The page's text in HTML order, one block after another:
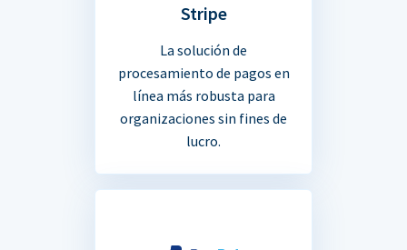
Stripe
La solución de
procesamiento de pagos en
línea más robusta para
organizaciones sin fines de
lucro.